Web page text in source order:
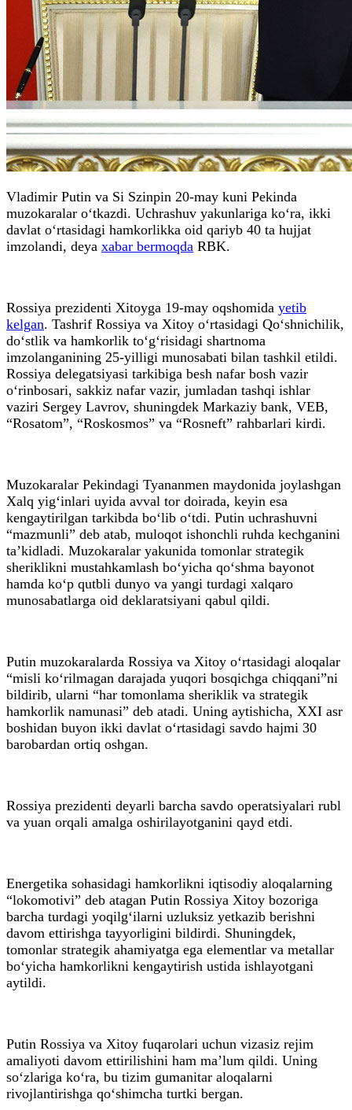
Vladimir Putin va Si Szinpin 20-may kuni Pekinda
muzokaralar o‘tkazdi. Uchrashuv yakunlariga ko‘ra, ikki
davlat o‘rtasidagi hamkorlikka oid qariyb 40 ta hujjat
imzolandi, deya xabar bermoqda RBK.
Rossiya prezidenti Xitoyga 19-may oqshomida yetib
kelgan. Tashrif Rossiya va Xitoy o‘rtasidagi Qo‘shnichilik,
do‘stlik va hamkorlik to‘g‘risidagi shartnoma
imzolanganining 25-yilligi munosabati bilan tashkil etildi.
Rossiya delegatsiyasi tarkibiga besh nafar bosh vazir
o‘rinbosari, sakkiz nafar vazir, jumladan tashqi ishlar
vaziri Sergey Lavrov, shuningdek Markaziy bank, VEB,
“Rosatom”, “Roskosmos” va “Rosneft” rahbarlari kirdi.
Muzokaralar Pekindagi Tyananmen maydonida joylashgan
Xalq yig‘inlari uyida avval tor doirada, keyin esa
kengaytirilgan tarkibda bo‘lib o‘tdi. Putin uchrashuvni
“mazmunli” deb atab, muloqot ishonchli ruhda kechganini
ta’kidladi. Muzokaralar yakunida tomonlar strategik
sheriklikni mustahkamlash bo‘yicha qo‘shma bayonot
hamda ko‘p qutbli dunyo va yangi turdagi xalqaro
munosabatlarga oid deklaratsiyani qabul qildi.
Putin muzokaralarda Rossiya va Xitoy o‘rtasidagi aloqalar
“misli ko‘rilmagan darajada yuqori bosqichga chiqqani”ni
bildirib, ularni “har tomonlama sheriklik va strategik
hamkorlik namunasi” deb atadi. Uning aytishicha, XXI asr
boshidan buyon ikki davlat o‘rtasidagi savdo hajmi 30
barobardan ortiq oshgan.
Rossiya prezidenti deyarli barcha savdo operatsiyalari rubl
va yuan orqali amalga oshirilayotganini qayd etdi.
Energetika sohasidagi hamkorlikni iqtisodiy aloqalarning
“lokomotivi” deb atagan Putin Rossiya Xitoy bozoriga
barcha turdagi yoqilg‘ilarni uzluksiz yetkazib berishni
davom ettirishga tayyorligini bildirdi. Shuningdek,
tomonlar strategik ahamiyatga ega elementlar va metallar
bo‘yicha hamkorlikni kengaytirish ustida ishlayotgani
aytildi.
Putin Rossiya va Xitoy fuqarolari uchun vizasiz rejim
amaliyoti davom ettirilishini ham ma’lum qildi. Uning
so‘zlariga ko‘ra, bu tizim gumanitar aloqalarni
rivojlantirishga qo‘shimcha turtki bergan.